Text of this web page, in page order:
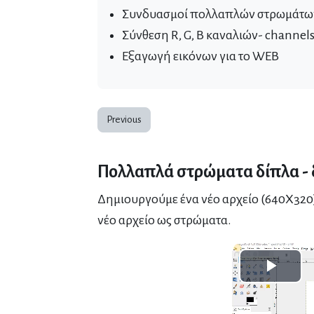
Συνδυασμοί πολλαπλών
Σύνθεση R, G, B καναλιών- channels
Εξαγωγή εικόνων για το WEB
Previous
Πολλαπλά στρώματα δίπλα -
Δημιουργούμε ένα νέο αρχείο
νέο αρχείο ως στρώματα.
Play